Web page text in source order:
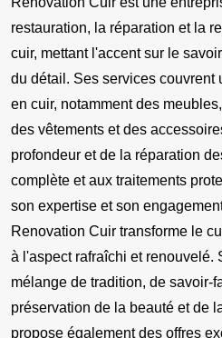
restauration, la réparation et la
cuir, mettant l'accent sur le
du détail. Ses services couvrent
en cuir, notamment des
des vêtements et des
profondeur et de la réparation
complète et aux traitements
son expertise et son
Renovation Cuir transforme le
à l'aspect rafraîchi et renouvelé.
mélange de tradition, de savoir-
préservation de la beauté et de
propose également des offres